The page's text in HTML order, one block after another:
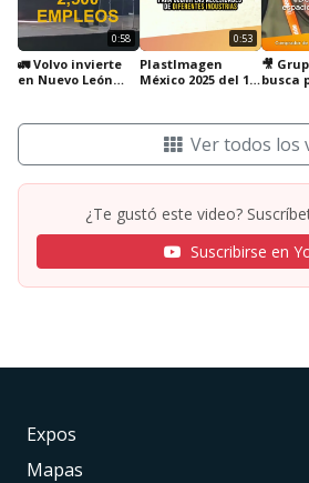
0:58
🚛 Volvo invierte
en Nuevo León
automotriz 🇲🇽
0:53
PlastImagen
México 2025 del 11
🎥
busca
Ver todos los
¿Te gustó este video?
Suscribirse en
Expos
Mapas